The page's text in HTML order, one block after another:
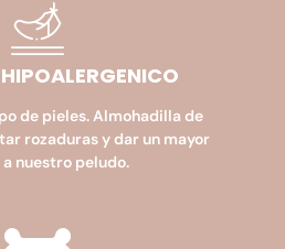
de pieles. Almohadilla de
rozaduras y dar un mayor
nuestro peludo.